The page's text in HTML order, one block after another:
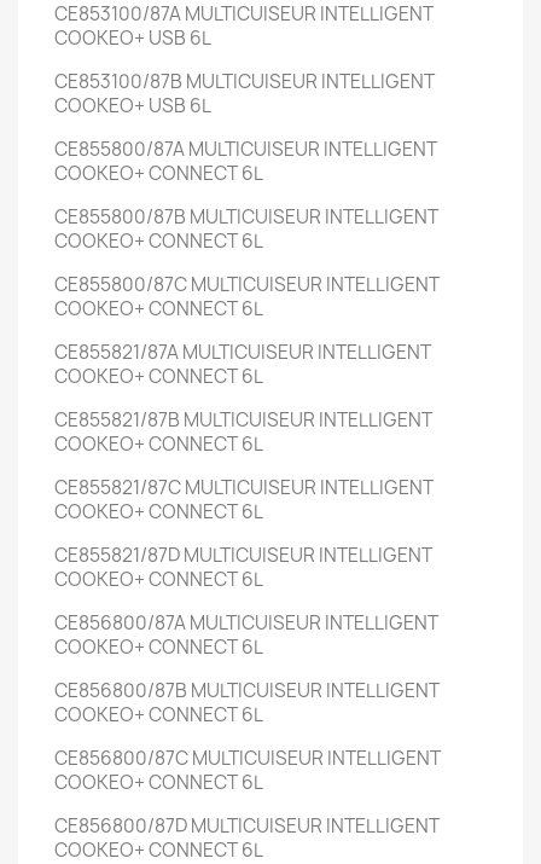
CE853100/87AMULTICUISEUR INTELLIGENT
COOKEO+ USB 6L
CE853100/87B MULTICUISEUR INTELLIGENT
COOKEO+ USB 6L
CE855800/87AMULTICUISEUR INTELLIGENT
COOKEO+ CONNECT6L
CE855800/87B MULTICUISEUR INTELLIGENT
COOKEO+ CONNECT6L
CE855800/87CMULTICUISEUR INTELLIGENT
COOKEO+ CONNECT6L
CE855821/87AMULTICUISEUR INTELLIGENT
COOKEO+ CONNECT6L
CE855821/87B MULTICUISEUR INTELLIGENT
COOKEO+ CONNECT6L
CE855821/87CMULTICUISEUR INTELLIGENT
COOKEO+ CONNECT6L
CE855821/87DMULTICUISEUR INTELLIGENT
COOKEO+ CONNECT6L
CE856800/87AMULTICUISEUR INTELLIGENT
COOKEO+ CONNECT6L
CE856800/87B MULTICUISEUR INTELLIGENT
COOKEO+ CONNECT6L
CE856800/87CMULTICUISEUR INTELLIGENT
COOKEO+ CONNECT6L
CE856800/87DMULTICUISEUR INTELLIGENT
COOKEO+ CONNECT6L